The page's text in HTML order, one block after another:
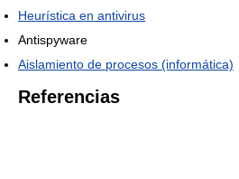
Heurística en antivirus
Antispyware
Aislamiento de procesos (informática)
Referencias